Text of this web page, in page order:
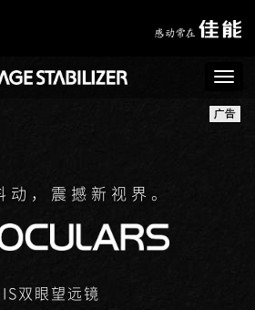
动，震撼新视界。
IS双眼望远镜